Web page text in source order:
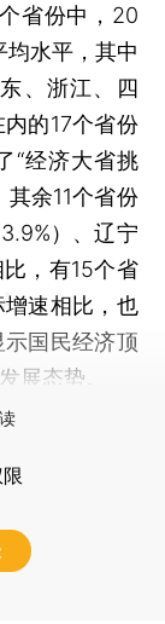
省份中，20
水平，其中
、浙江、四
的17个省份
“经济大省挑
其余11个省份
）、辽宁
，有15个省
速相比，也
国民经济顶
展态势。